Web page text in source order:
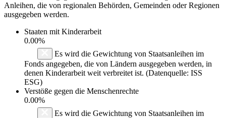
Anleihen, die von regionalen Behörden, Gemeinden oder Regionen
ausgegeben werden.
Staaten mit Kinderarbeit
0.00%
Es wird die Gewichtung von Staatsanleihen im
Fonds angegeben, die von Ländern ausgegeben werden, in
denen Kinderarbeit weit verbreitet ist. (Datenquelle: ISS
ESG)
Verstöße gegen die Menschenrechte
0.00%
Es wird die Gewichtung von Staatsanleihen im